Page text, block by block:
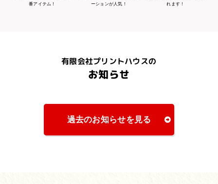
番アイテム！
ーションが人気！
れます！
有限会社プリントハウスの
お知らせ
過去のお知らせを見る